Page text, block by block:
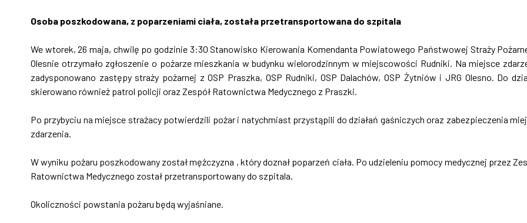
Osoba poszkodowana, z poparzeniami ciała, została przetransportowana do szpitala
We wtorek, 26 maja, chwilę po godzinie 3:30 Stanowisko Kierowania Komendanta Powiatowego Państwowej Straży
Olesnie otrzymało zgłoszenie o pożarze mieszkania w budynku wielorodzinnym w miejscowości Rudniki. Na miejsce
zadysponowano zastępy straży pożarnej z OSP Praszka, OSP Rudniki, OSP Dalachów, OSP Żytniów i JRG Olesno. Do
skierowano również patrol policji oraz Zespół Ratownictwa Medycznego z Praszki.
Po przybyciu na miejsce strażacy potwierdzili pożar i natychmiast przystąpili do działań gaśniczych oraz zabezpieczenia
zdarzenia.
W wyniku pożaru poszkodowany został mężczyzna , który doznał poparzeń ciała. Po udzieleniu pomocy medycznej przez
Ratownictwa Medycznego został przetransportowany do szpitala.
Okoliczności powstania pożaru będą wyjaśniane.